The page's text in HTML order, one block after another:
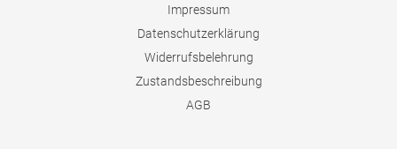
Impressum
Datenschutzerklärung
Widerrufsbelehrung
Zustandsbeschreibung
AGB